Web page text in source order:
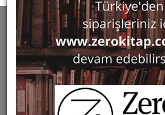
Bercuhi Berberyan
SEARCH: BERCUHI BERBERYAN
Filter